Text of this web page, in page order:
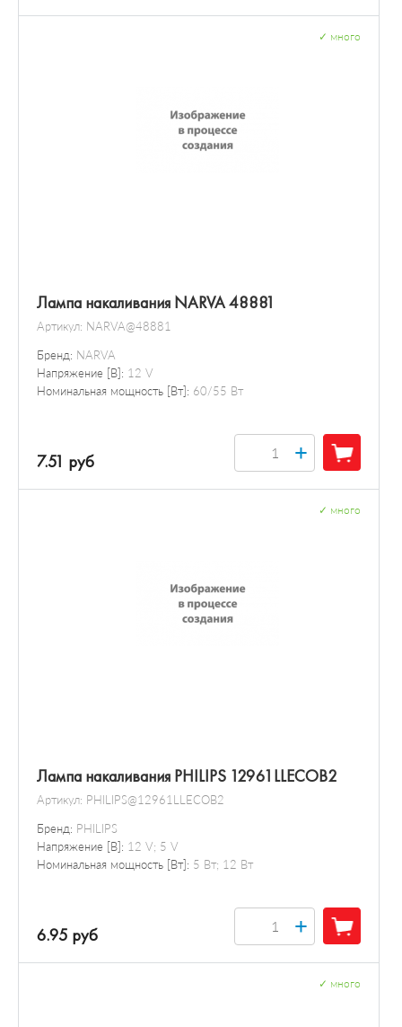
Лампа накаливания NARVA 48881
Артикул: NARVA@48881
Бренд: NARVA
Напряжение [В]: 12 V
Номинальная мощность [Вт]: 60/55 Вт
много
7.51 руб +
Лампа накаливания PHILIPS 12961LLECOB2
Артикул: PHILIPS@12961LLECOB2
Бренд: PHILIPS
Напряжение [В]: 12 V; 5 V
Номинальная мощность [Вт]: 5 Вт; 12 Вт
много
6.95 руб +
много